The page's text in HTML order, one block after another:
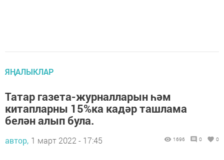
ЯҢАЛЫКЛАР
Татар газета-журналларын һәм
китапларны 15%ка кадәр ташлама
белән алып була.
автор, 1 март 2022 - 17:45 1696 0 0